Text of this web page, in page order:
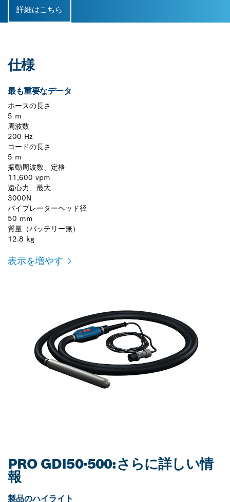
詳細はこちら
仕様
最も重要なデータ
ホースの長さ
5 m
周波数
200 Hz
コードの長さ
5 m
振動周波数、定格
11,600 vpm
遠心力、最大
3000N
バイブレーターヘッド径
50 mm
質量（バッテリー無）
12.8 kg
表示を増やす
PRO GDI50-500:さらに詳しい情
報
製品のハイライト